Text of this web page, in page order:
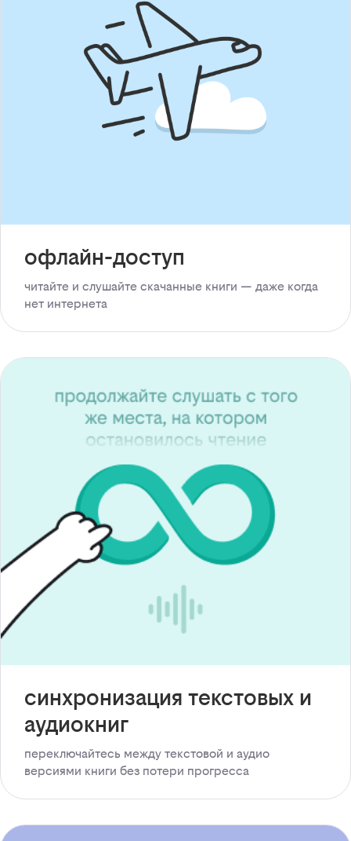
офлайн-доступ
читайте и слушайте скачанные книги — даже когда
нет интернета
синхронизация текстовых и
аудиокниг
переключайтесь между текстовой и аудио
версиями книги без потери прогресса